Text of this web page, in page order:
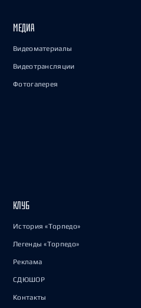
МЕДИА
Видеоматериалы
Видеотрансляции
Фотогалерея
КЛУБ
История «Торпедо»
Легенды «Торпедо»
Реклама
СДЮШОР
Контакты